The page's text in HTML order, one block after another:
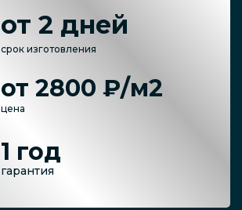
от 2 дней
срок изготовления
от 2800 ₽/м2
цена
1 год
гарантия